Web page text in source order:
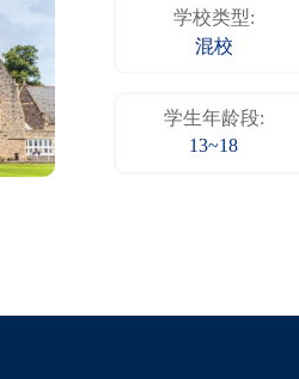
学校类型:
混校
学生年龄段:
13~18